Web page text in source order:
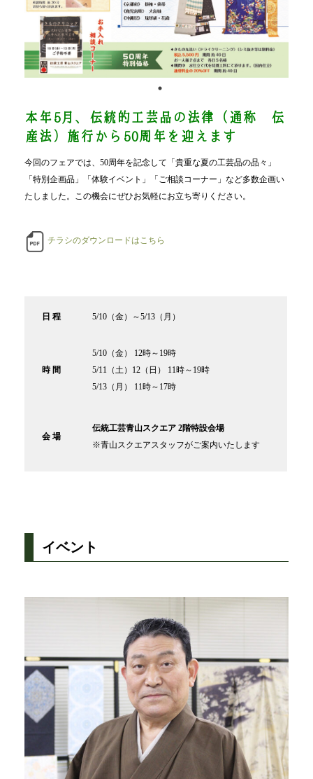
本年5月、伝統的工芸品の法律（通称 伝
産法）施行から50周年を迎えます
今回のフェアでは、50周年を記念して「貴重な夏の工芸品の品々」
「特別企画品」「体験イベント」「ご相談コーナー」など多数企画い
たしました。この機会にぜひお気軽にお立ち寄りください。
チラシのダウンロードはこちら
日 程 5/10（金）～5/13（月）
時 間
5/10（金） 12時～19時
5/11（土）12（日） 11時～19時
5/13（月） 11時～17時
会 場
伝統工芸青山スクエア 2階特設会場
※青山スクエアスタッフがご案内いたします
イベント